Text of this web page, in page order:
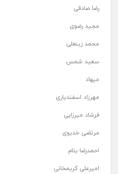
رضا صادقی
مجید رضوی
محمد زینعلی
سعید شمس
میهاد
مهرزاد اسفندیاری
فرشاد میرزایی
مرتضی خدیوی
احمدرضا بنام
امیرعلی کریمخانی